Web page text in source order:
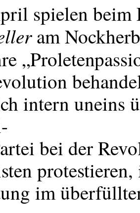
spielen beim
am
intern uneins
bei der
im